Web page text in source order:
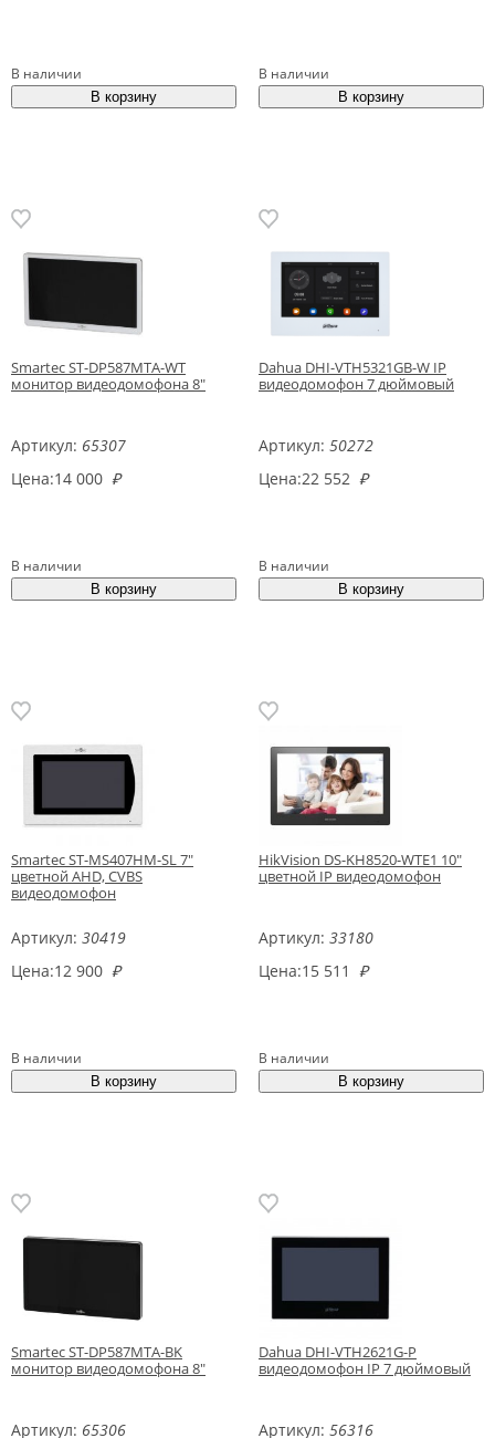
В наличии В наличии
Smartec ST-DP587MTA-WT
монитор видеодомофона 8"
Артикул: 65307
Цена:14 000 ₽
В наличии
Dahua DHI-VTH5321GB-W IP
видеодомофон 7 дюймовый
Артикул: 50272
Цена:22 552 ₽
В наличии
Smartec ST-MS407HM-SL 7"
цветной AHD, CVBS
видеодомофон
Артикул: 30419
Цена:12 900 ₽
В наличии
HikVision DS-KH8520-WTE1 10"
цветной IP видеодомофон
Артикул: 33180
Цена:15 511 ₽
В наличии
Smartec ST-DP587MTA-BK
монитор видеодомофона 8"
Артикул: 65306
Dahua DHI-VTH2621G-P
видеодомофон IP 7 дюймовый
Артикул: 56316